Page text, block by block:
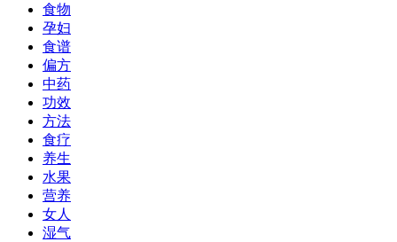
食物
孕妇
食谱
偏方
中药
功效
方法
食疗
养生
水果
营养
女人
湿气